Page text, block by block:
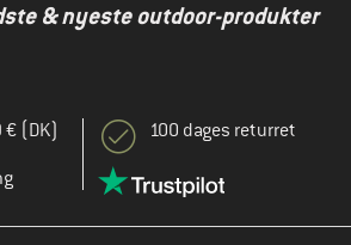
& nyeste outdoor-produkter
€ (DK)
100 dages returret